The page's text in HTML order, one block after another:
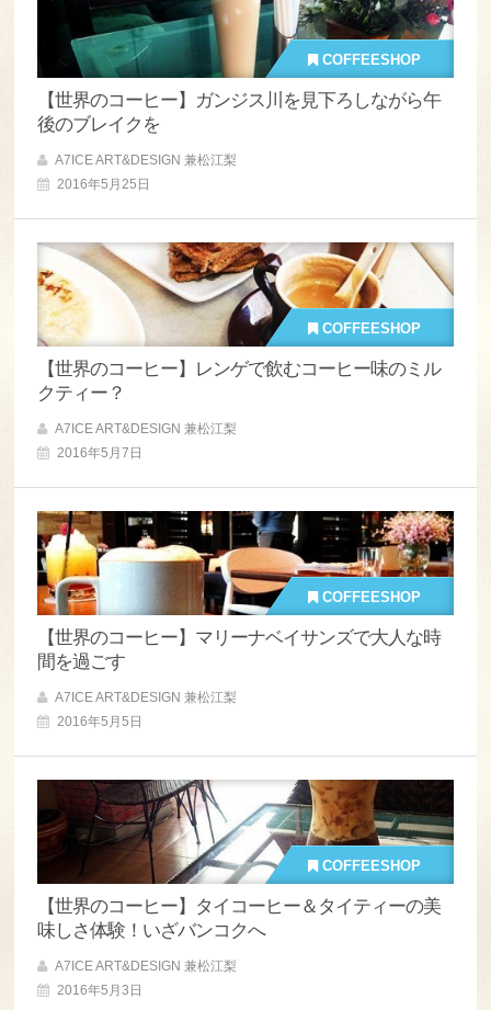
COFFEESHOP
【世界のコーヒー】ガンジス川を見下ろしながら午
後のブレイクを
A7ICE ART&DESIGN 兼松江梨
2016年5月25日
COFFEESHOP
【世界のコーヒー】レンゲで飲むコーヒー味のミル
クティー？
A7ICE ART&DESIGN 兼松江梨
2016年5月7日
COFFEESHOP
【世界のコーヒー】マリーナベイサンズで大人な時
間を過ごす
A7ICE ART&DESIGN 兼松江梨
2016年5月5日
COFFEESHOP
【世界のコーヒー】タイコーヒー＆タイティーの美
味しさ体験！いざバンコクへ
A7ICE ART&DESIGN 兼松江梨
2016年5月3日